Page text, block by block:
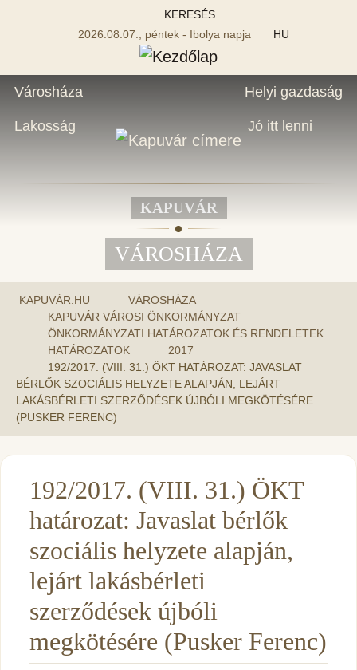
KERESÉS
2026.08.07., péntek - Ibolya napja
HU
Városháza
Lakosság
Helyi gazdaság
Jó itt lenni
KAPUVÁR
VÁROSHÁZA
KAPUVÁR.HU
VÁROSHÁZA
KAPUVÁR VÁROSI ÖNKORMÁNYZAT
ÖNKORMÁNYZATI HATÁROZATOK ÉS RENDELETEK
HATÁROZATOK
2017
192/2017. (VIII. 31.) ÖKT HATÁROZAT: JAVASLAT
BÉRLŐK SZOCIÁLIS HELYZETE ALAPJÁN, LEJÁRT
LAKÁSBÉRLETI SZERZŐDÉSEK ÚJBÓLI MEGKÖTÉSÉRE
(PUSKER FERENC)
192/2017. (VIII. 31.) ÖKT
határozat: Javaslat bérlők
szociális helyzete alapján,
lejárt lakásbérleti
szerződések újbóli
megkötésére (Pusker Ferenc)